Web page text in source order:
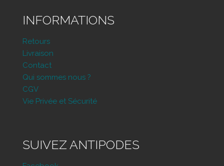
INFORMATIONS
Retours
Livraison
Contact
Qui sommes nous ?
CGV
Vie Privée et Sécurité
SUIVEZ ANTIPODES